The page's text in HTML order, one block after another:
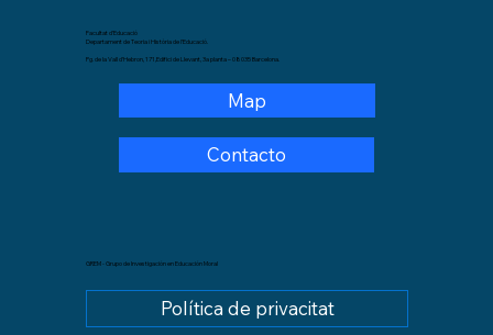
GREM - Grupo de Investigación en Educación Moral
Política de privacitat
Facultat d’Educació
Departament de Teoria i Història de l’Educació.
Pg. de la Vall d’Hebron, 171,Edifici de Llevant, 3a planta – 08035 Barcelona.
Map
Contacto